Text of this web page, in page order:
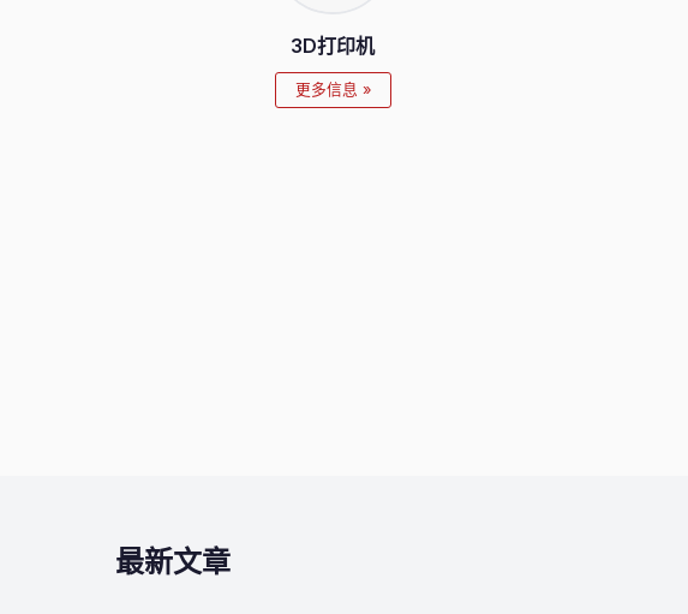
3D打印机
更多信息 »
最新文章